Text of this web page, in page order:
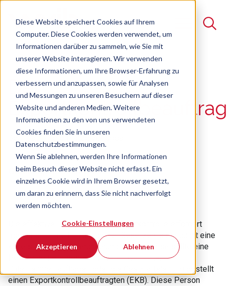
Diese Website speichert Cookies auf Ihrem
Computer. Diese Cookies werden verwendet, um
Informationen darüber zu sammeln, wie Sie mit
unserer Website interagieren. Wir verwenden
diese Informationen, um Ihre Browser-Erfahrung zu
verbessern und anzupassen, sowie für Analysen
und Messungen zu unseren Besuchern auf dieser
Website und anderen Medien. Weitere
Informationen zu den von uns verwendeten
Cookies finden Sie in unseren
Datenschutzbestimmungen.
Wenn Sie ablehnen, werden Ihre Informationen
beim Besuch dieser Website nicht erfasst. Ein
einzelnes Cookie wird in Ihrem Browser gesetzt,
um daran zu erinnern, dass Sie nicht nachverfolgt
werden möchten.
Cookie-Einstellungen
Akzeptieren Ablehnen
Suche
Es gibt keine Vorschläge, da das Suchfeld leer ist.
Der
Seminar Freie Plätze verfügbar
Grundlagen, Rechte und Pflichten
Die effektive Umsetzung der Exportkontrolle erfordert
mehr als nur die Einhaltung von Gesetzen; sie braucht eine
klare strategische Verankerung. Idealerweise sollte eine
Person den Hut des Exportverantwortlichen im
Unternehmen aufhaben oder die Geschäftsleitung bestellt
einen Exportkontrollbeauftragten (EKB). Diese Person